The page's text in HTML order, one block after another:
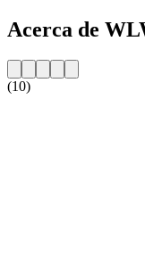
Acerca de
(10)